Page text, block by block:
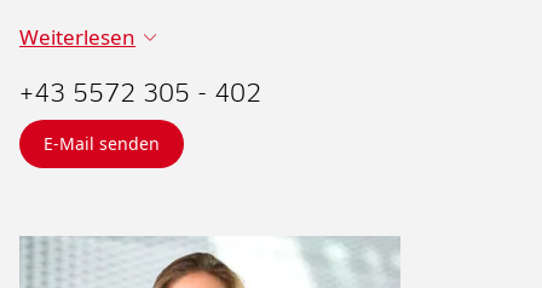
Weiterlesen
+43 5572 305 - 402
E-Mail senden